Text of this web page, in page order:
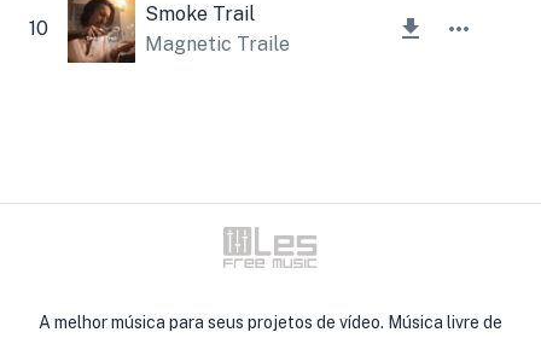
10
Smoke Trail
Magnetic Trailer
A melhor música para seus projetos de vídeo. Música livre de